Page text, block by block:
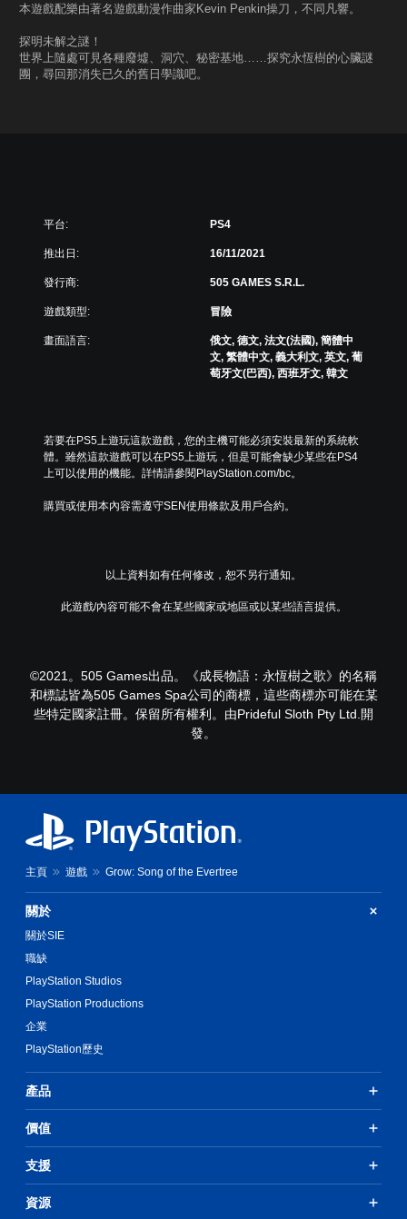
本遊戲配樂由著名遊戲動漫作曲家Kevin Penkin操刀，不同凡響。
探明未解之謎！
世界上隨處可見各種廢墟、洞穴、秘密基地……探究永恆樹的心臟謎
團，尋回那消失已久的舊日學識吧。
平台: PS4
推出日: 16/11/2021
發行商: 505 GAMES S.R.L.
遊戲類型: 冒險
畫面語言:
俄文, 德文, 法文(法國), 簡體中
文, 繁體中文, 義大利文, 英文, 葡
萄牙文(巴西), 西班牙文, 韓文
若要在PS5上遊玩這款遊戲，您的主機可能必須安裝最新的系統軟
體。雖然這款遊戲可以在PS5上遊玩，但是可能會缺少某些在PS4
上可以使用的機能。詳情請參閱PlayStation.com/bc。
購買或使用本內容需遵守SEN使用條款及用戶合約。
以上資料如有任何修改，恕不另行通知。
此遊戲/內容可能不會在某些國家或地區或以某些語言提供。
©2021。505 Games出品。《成長物語：永恆樹之歌》的名稱
和標誌皆為505 Games Spa公司的商標，這些商標亦可能在某
些特定國家註冊。保留所有權利。由Prideful Sloth Pty Ltd.開
發。
主頁 遊戲 Grow: Song of the Evertree
關於
關於SIE
職缺
PlayStation Studios
PlayStation Productions
企業
PlayStation歷史
產品
價值
支援
資源